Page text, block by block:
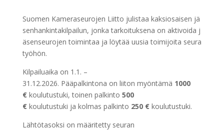
Suomen Kameraseurojen Liitto julistaa kaksiosaisen jä
senhankintakilpailun, jonka tarkoituksena on aktivoida j
äsenseurojen toimintaa ja löytää uusia toimijoita seura
työhön.
Kilpailuaika on 1.1. –
31.12.2026. Pääpalkintona on liiton myöntämä 1000
€koulutustuki, toinen palkinto 500
€koulutustuki ja kolmas palkinto 250 € koulutustuki.
Lähtötasoksi on määritetty seuran